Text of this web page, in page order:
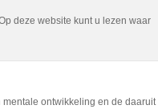
deze website kunt u lezen waar
ontwikkeling en de daaruit